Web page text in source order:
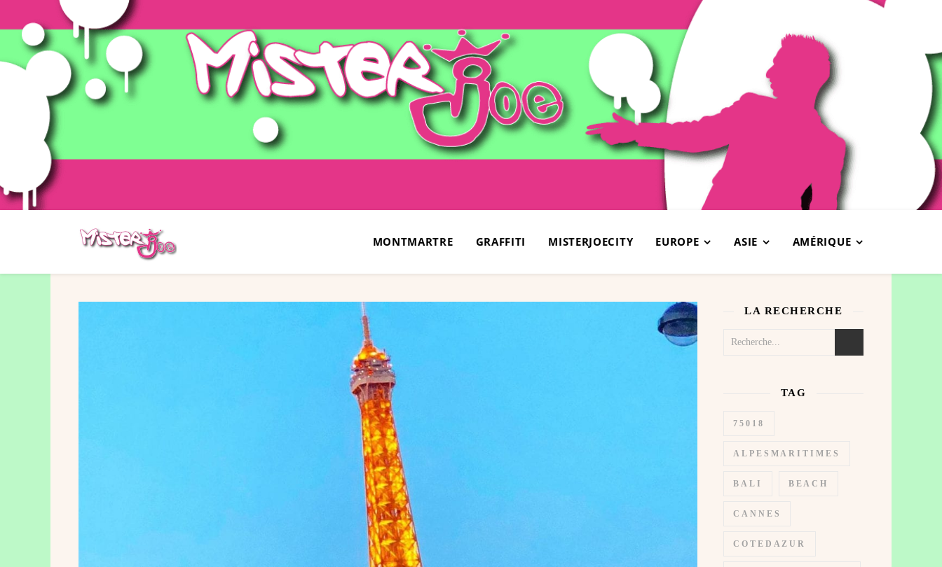
MONTMARTRE GRAFFITI MISTERJOECITY EUROPE ASIE AMÉRIQUE
LA RECHERCHE
TAG
75018
ALPESMARITIMES
BALI BEACH
CANNES
COTEDAZUR